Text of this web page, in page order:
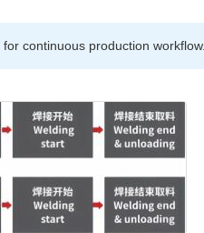
continuous production workflow.